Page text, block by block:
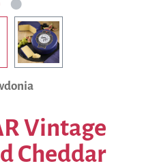
Vintage
Cheddar